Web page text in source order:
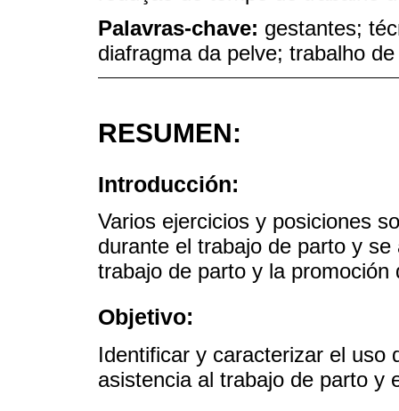
Palavras-chave: gestantes;
diafragma da pelve; trabalho
RESUMEN:
Introducción:
Varios ejercicios y posiciones
durante el trabajo de parto y
trabajo de parto y la promoción
Objetivo:
Identificar y caracterizar el uso
asistencia al trabajo de parto y